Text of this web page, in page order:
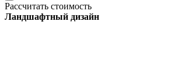
Рассчитать стоимость
Ландшафтный дизайн